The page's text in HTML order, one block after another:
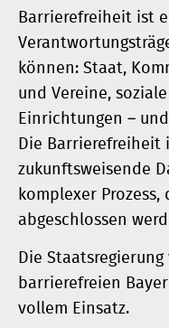
Barrierefreiheit ist
können: Staat,
und Vereine,
Einrichtungen –
Die Barrierefreiheit
zukunftsweisende
komplexer
abgeschlossen
Die
barrierefreien
vollem Einsatz.